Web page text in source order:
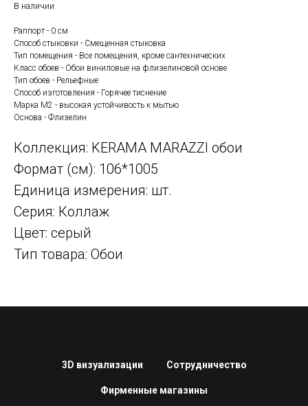
В наличии
Раппорт - 0 см
Способ стыковки - Смещенная стыковка
Тип помещения - Все помещения, кроме сантехнических
Класс обоев - Обои виниловые на флизелиновой основе
Тип обоев - Рельефные
Способ изготовления - Горячее тиснение
Марка М2 - высокая устойчивость к мытью
Основа - Флизелин
Коллекция: KERAMA MARAZZI обои
Формат (см): 106*1005
Единица измерения: шт.
Серия: Коллаж
Цвет: серый
Тип товара: Обои
3D визуализации Сотрудничество
Фирменные магазины